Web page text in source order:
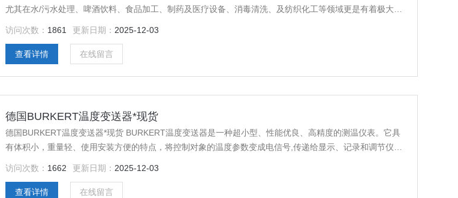
尤其在水/污水处理、啤酒饮料、食品加工、制药及医疗设备、消毒清洗、及纺织化工等领域更是有着极大的
种、多
访问次数： 1861 更新日期： 2025-12-03
查看详情 在线留言
德国BURKERT温度变送器*现货
德国BURKERT温度变送器*现货 BURKERT温度变送器是一种超小型、性能优良、高精度的测温仪表。它具
有体积小，重量轻、使用安装方便的特点，将控制对象的温度参数变成电信号,传递给显示、记录和调节仪表,
访问次数： 1662 更新日期： 2025-12-03
查看详情 在线留言